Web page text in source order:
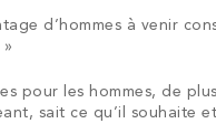
d’hommes à venir
»
pour les hommes, de
sait ce qu’il souhaite